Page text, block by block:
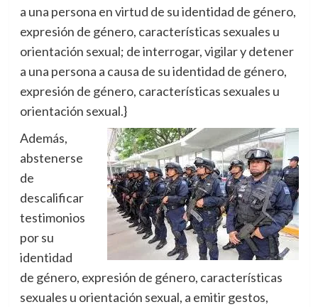
a una persona en virtud de su identidad de género,
expresión de género, características sexuales u
orientación sexual; de interrogar, vigilar y detener
a una persona a causa de su identidad de género,
expresión de género, características sexuales u
orientación sexual.}
Además,
abstenerse
de
descalificar
testimonios
por su
identidad
de género, expresión de género, características
sexuales u orientación sexual, a emitir gestos,